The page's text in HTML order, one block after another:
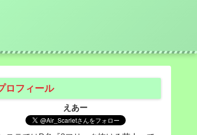
ロフィール
えあー